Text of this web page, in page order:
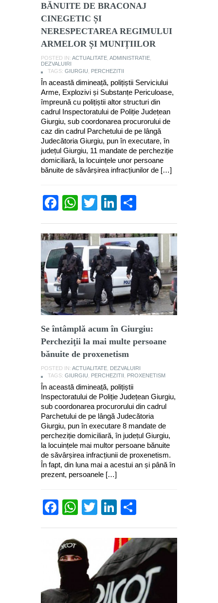
BĂNUITE DE BRACONAJ
CINEGETIC ȘI
NERESPECTAREA REGIMULUI
ARMELOR ȘI MUNIȚIILOR
POSTED IN: ACTUALITATE ADMINISTRATIE
DEZVALUIRI
TAGS: GIURGIU PERCHEZITII
În această dimineață, polițiștii Serviciului
Arme, Explozivi și Substanțe Periculoase,
împreună cu polițiștii altor structuri din
cadrul Inspectoratului de Poliție Județean
Giurgiu, sub coordonarea procurorului de
caz din cadrul Parchetului de pe lângă
Judecătoria Giurgiu, pun în executare, în
județul Giurgiu, 11 mandate de percheziție
domiciliară, la locuințele unor persoane
bănuite de săvârșirea infracțiunilor de […]
Facebook
WhatsApp
TwitterLinkedIn
Se întâmplă acum în Giurgiu:
Percheziţii la mai multe persoane
bănuite de proxenetism
POSTED IN: ACTUALITATE DEZVALUIRI
TAGS: GIURGIU PERCHEZITII PROXENETISM
În această dimineață, polițiștii
Inspectoratului de Poliție Județean Giurgiu,
sub coordonarea procurorului din cadrul
Parchetului de pe lângă Judecătoria
Giurgiu, pun în executare 8 mandate de
percheziție domiciliară, în județul Giurgiu,
la locuințele mai multor persoane bănuite
de săvârșirea infracțiunii de proxenetism.
În fapt, din luna mai a acestui an și până în
prezent, persoanele […]
Facebook
WhatsApp
TwitterLinkedIn